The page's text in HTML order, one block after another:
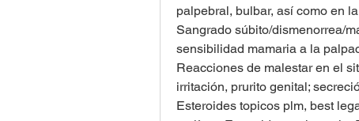
palpebral, bulbar, así como en
Sangrado súbito/dismenorrea/
sensibilidad mamaria a la
Reacciones de malestar en el
irritación, prurito genital;
Esteroides topicos plm, best